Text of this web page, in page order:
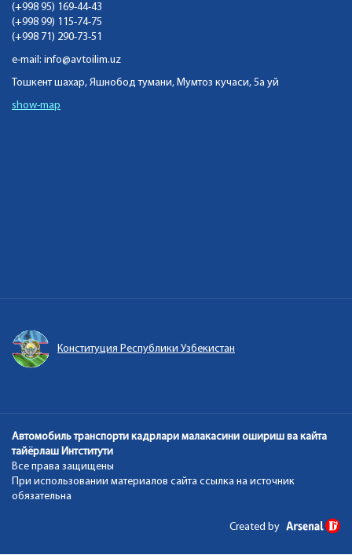
(+998 95) 169-44-43
(+998 99) 115-74-75
(+998 71) 290-73-51
e-mail: info@avtoilim.uz
Тошкент шахар, Яшнобод тумани, Мумтоз кучаси, 5а уй
show-map
Конституция Республики Узбекистан
Автомобиль транспорти кадрлари малакасини ошириш ва кайта
тайёрлаш Интститути
Все права защищены
При использовании материалов сайта ссылка на источник
обязательна
Created by